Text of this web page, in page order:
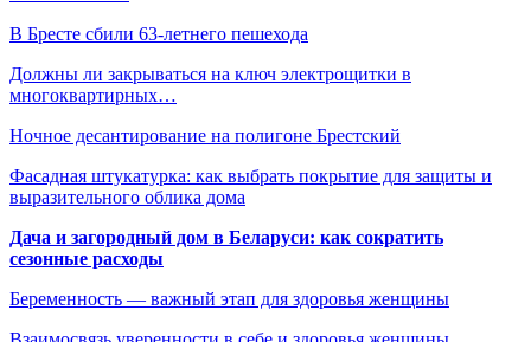
В Бресте сбили 63-летнего пешехода
Должны ли закрываться на ключ электрощитки в
многоквартирных…
Ночное десантирование на полигоне Брестский
Фасадная штукатурка: как выбрать покрытие для защиты и
выразительного облика дома
Дача и загородный дом в Беларуси: как сократить
сезонные расходы
Беременность — важный этап для здоровья женщины